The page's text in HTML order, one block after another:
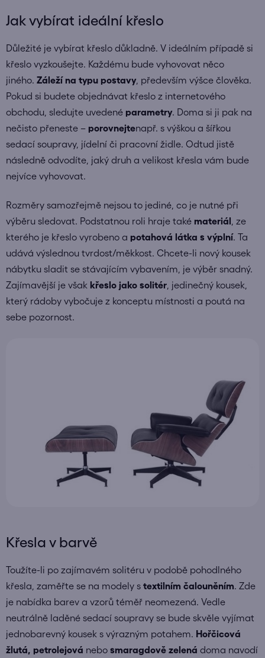
Jak vybírat ideální křeslo
Důležité je vybírat křeslo důkladně. V ideálním případě si
křeslo vyzkoušejte. Každému bude vyhovovat něco
jiného. Záleží na typu postavy, především výšce člověka.
Pokud si budete objednávat křeslo z internetového
obchodu, sledujte uvedené parametry. Doma si ji pak na
nečisto přeneste – porovnejtenapř. s výškou a šířkou
sedací soupravy, jídelní či pracovní židle. Odtud jistě
následně odvodíte, jaký druh a velikost křesla vám bude
nejvíce vyhovovat.
Rozměry samozřejmě nejsou to jediné, co je nutné při
výběru sledovat. Podstatnou roli hraje také materiál , ze
kterého je křeslo vyrobeno a potahová látka s výplní. Ta
udává výslednou tvrdost/měkkost. Chcete-li nový kousek
nábytku sladit se stávajícím vybavením, je výběr snadný.
Zajímavější je však křeslo jako solitér , jedinečný kousek,
který rádoby vybočuje z konceptu místnosti a poutá na
sebe pozornost.
Křesla v barvě
Toužíte-li po zajímavém solitéru v podobě pohodlného
křesla, zaměřte se na modely s textilním čalouněním. Zde
je nabídka barev a vzorů téměř neomezená. Vedle
neutrálně laděné sedací soupravy se bude skvěle vyjímat
jednobarevný kousek s výrazným potahem. Hořčicová
žlutá, petrolejová nebo smaragdově zelená doma navodí